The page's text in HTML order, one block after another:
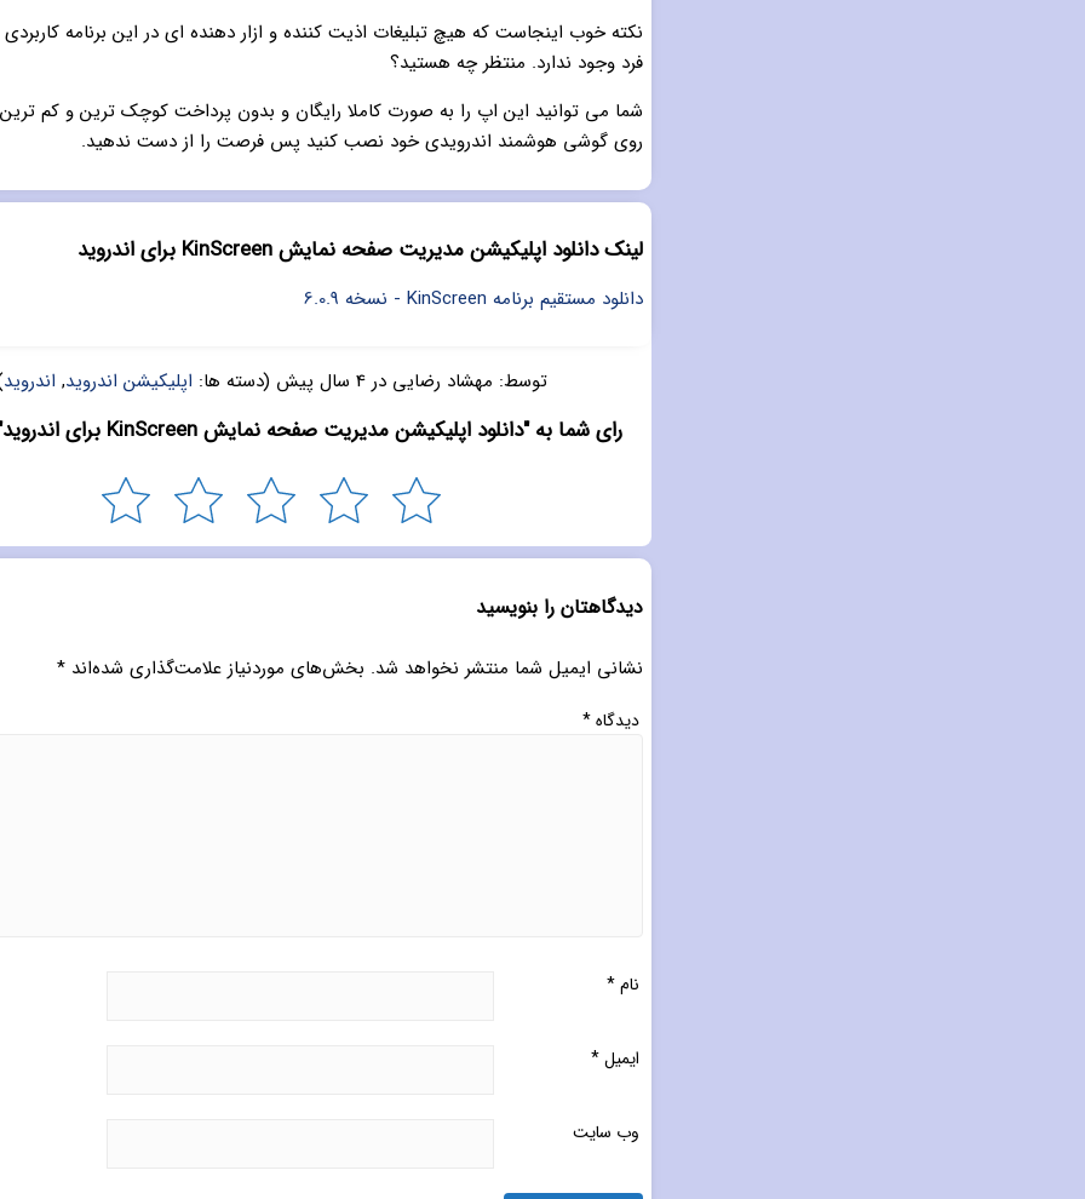
نکته خوب اینجاست که هیچ تبلیغات اذیت کننده و ازار دهنده ای در این برنامه
فرد وجود ندارد. منتظر چه هستید؟
شما می توانید این اپ را به صورت کاملا رایگان و بدون پرداخت کوچک ترین و کم
روی گوشی هوشمند اندرویدی خود نصب کنید پس فرصت را از دست ندهید.
لینک دانلود اپلیکیشن مدیریت صفحه نمایش KinScreen برای اندروید
دانلود مستقیم برنامه KinScreen - نسخه 6.0.9
توسط: مهشاد رضایی در4 سال پیش (دسته ها: اپلیکیشن اندروید, اندروید
رای شما به "دانلود اپلیکیشن مدیریت صفحه نمایش KinScreen برای اندروید" چیست؟
دیدگاهتان را بنویسید
نشانی ایمیل شما منتشر نخواهد شد. بخش‌های موردنیاز علامت‌گذاری شده‌اند*
دیدگاه*
نام*
ایمیل*
وب‌ سایت